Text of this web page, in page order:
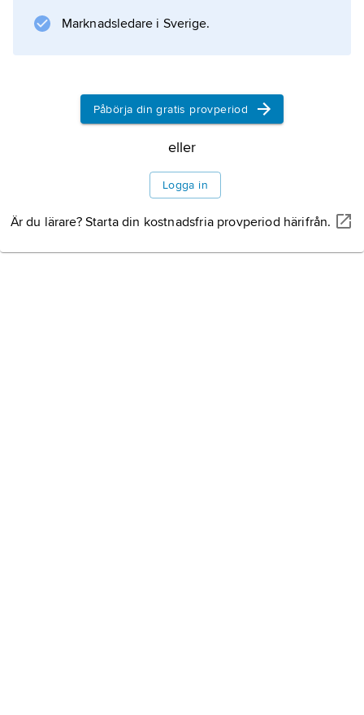
ibland delvis nedtransporterat ur
mullhorisontens övre delar, men det är inte
Information om artikeln
Marknadsledare i Sverige.
Påbörja din gratis provperiod
eller
Logga in
Är du lärare? Starta din kostnadsfria provperiod härifrån.